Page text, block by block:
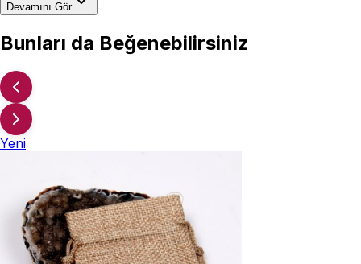
Devamını Gör
Bunları da Beğenebilirsiniz
Yeni